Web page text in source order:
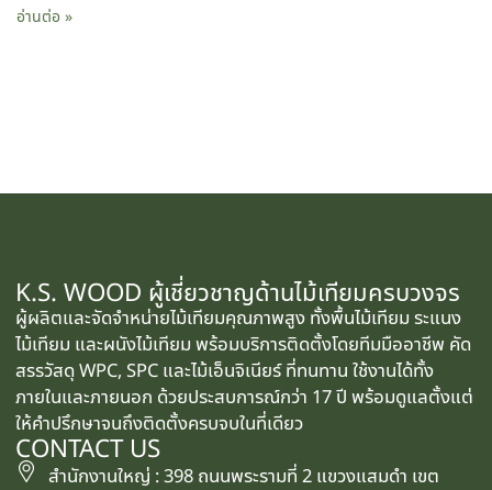
อ่านต่อ »
K.S. WOOD ผู้เชี่ยวชาญด้านไม้เทียมครบวงจร
ผู้ผลิตและจัดจำหน่ายไม้เทียมคุณภาพสูง ทั้งพื้นไม้เทียม ระแนง
ไม้เทียม และผนังไม้เทียม พร้อมบริการติดตั้งโดยทีมมืออาชีพ คัด
สรรวัสดุ WPC, SPC และไม้เอ็นจิเนียร์ ที่ทนทาน ใช้งานได้ทั้ง
ภายในและภายนอก ด้วยประสบการณ์กว่า 17 ปี พร้อมดูแลตั้งแต่
ให้คำปรึกษาจนถึงติดตั้งครบจบในที่เดียว
CONTACT US
สำนักงานใหญ่ : 398 ถนนพระรามที่ 2 แขวงแสมดำ เขต